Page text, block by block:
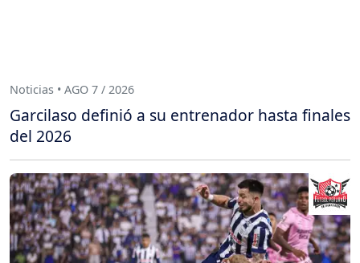
Noticias • AGO 7 / 2026
Garcilaso definió a su entrenador hasta finales
del 2026